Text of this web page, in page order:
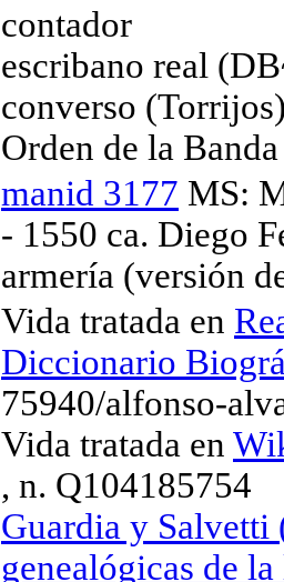
contador
escribano real
converso
Orden de la
manid 3177 MS:
- 1550 ca. Diego
armería (versión
Vida tratada en
Diccionario
75940/alfonso-
Vida tratada en
, n. Q104185754
Guardia y Salvetti
genealógicas de